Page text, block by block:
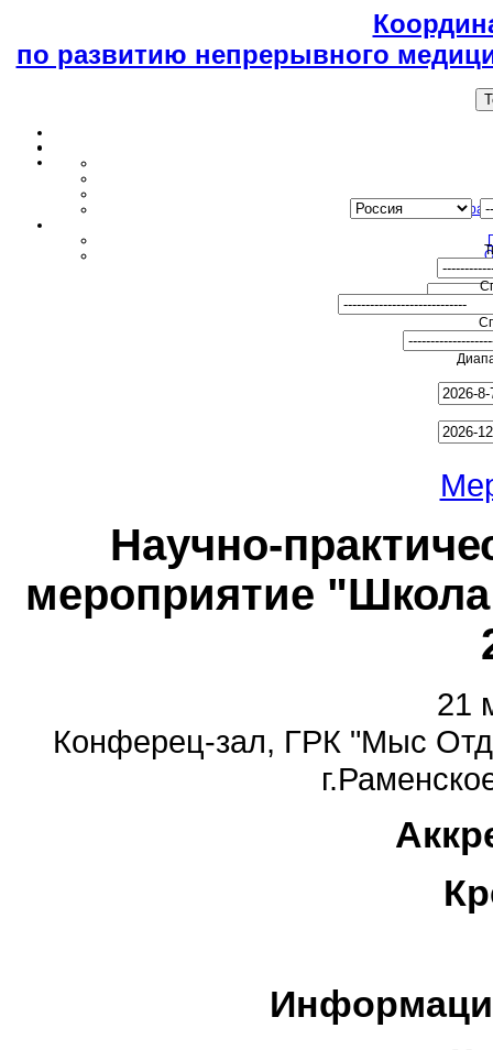
по развитию непрерывного
Научно-
мероприятие
21
Конферец-зал, ГРК "Мыс